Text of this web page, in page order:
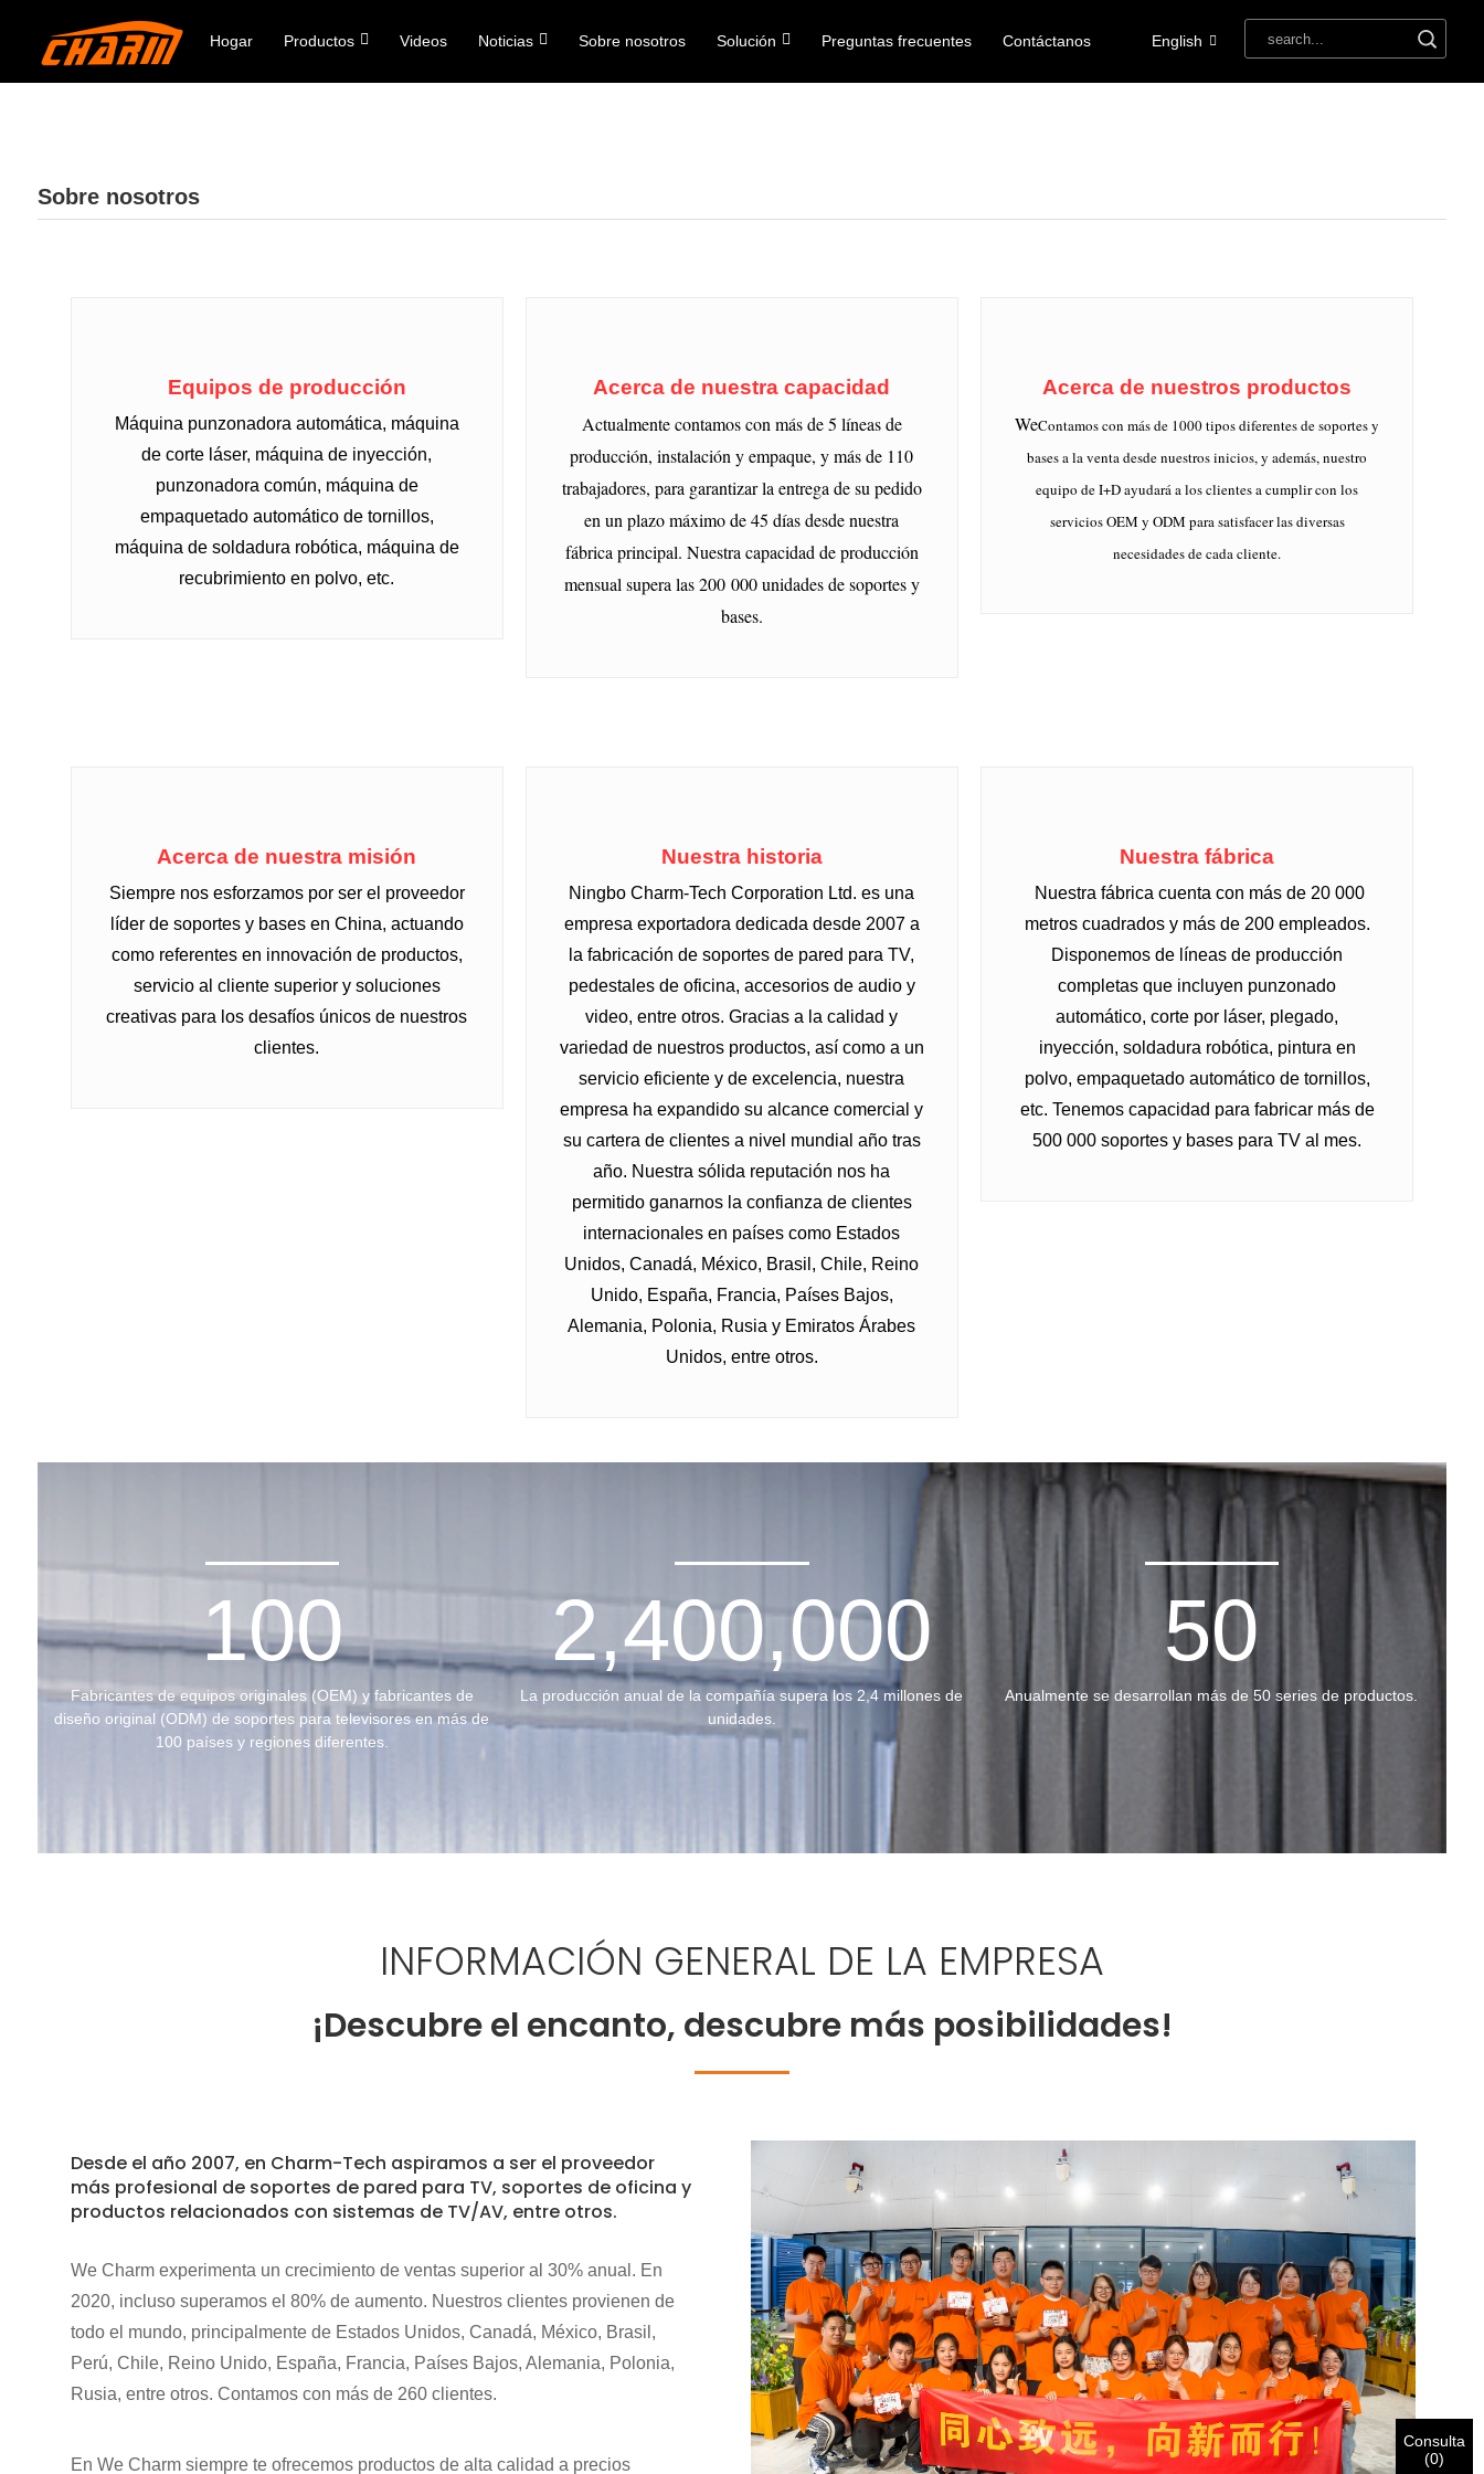
Hogar Productos Videos Noticias Sobre nosotros Solución Preguntas frecuentes Contáctanos English
Sobre nosotros
Equipos de producción
Máquina punzonadora automática, máquina
de corte láser, máquina de inyección,
punzonadora común, máquina de
empaquetado automático de tornillos,
máquina de soldadura robótica, máquina de
recubrimiento en polvo, etc.
Acerca de nuestra capacidad
Actualmente contamos con más de 5 líneas de
producción, instalación y empaque, y más de 110
trabajadores, para garantizar la entrega de su pedido
en un plazo máximo de 45 días desde nuestra
fábrica principal. Nuestra capacidad de producción
mensual supera las 200 000 unidades de soportes y
bases.
Acerca de nuestros productos
WeContamos con más de 1000 tipos diferentes de soportes y
bases a la venta desde nuestros inicios, y además, nuestro
equipo de I+D ayudará a los clientes a cumplir con los
servicios OEM y ODM para satisfacer las diversas
necesidades de cada cliente.
Acerca de nuestra misión
Siempre nos esforzamos por ser el proveedor
líder de soportes y bases en China, actuando
como referentes en innovación de productos,
servicio al cliente superior y soluciones
creativas para los desafíos únicos de nuestros
clientes.
Nuestra historia
Ningbo Charm-Tech Corporation Ltd. es una
empresa exportadora dedicada desde 2007 a
la fabricación de soportes de pared para TV,
pedestales de oficina, accesorios de audio y
video, entre otros. Gracias a la calidad y
variedad de nuestros productos, así como a un
servicio eficiente y de excelencia, nuestra
empresa ha expandido su alcance comercial y
su cartera de clientes a nivel mundial año tras
año. Nuestra sólida reputación nos ha
permitido ganarnos la confianza de clientes
internacionales en países como Estados
Unidos, Canadá, México, Brasil, Chile, Reino
Unido, España, Francia, Países Bajos,
Alemania, Polonia, Rusia y Emiratos Árabes
Unidos, entre otros.
Nuestra fábrica
Nuestra fábrica cuenta con más de 20 000
metros cuadrados y más de 200 empleados.
Disponemos de líneas de producción
completas que incluyen punzonado
automático, corte por láser, plegado,
inyección, soldadura robótica, pintura en
polvo, empaquetado automático de tornillos,
etc. Tenemos capacidad para fabricar más de
500 000 soportes y bases para TV al mes.
100
Fabricantes de equipos originales (OEM) y fabricantes de
diseño original (ODM) de soportes para televisores en más de
100 países y regiones diferentes.
2,400,000
La producción anual de la compañía supera los 2,4 millones de
unidades.
50
Anualmente se desarrollan más de 50 series de productos.
INFORMACIÓN GENERAL DE LA EMPRESA
¡Descubre el encanto, descubre más posibilidades!
Desde el año 2007, en Charm-Tech aspiramos a ser el proveedor
más profesional de soportes de pared para TV, soportes de oficina y
productos relacionados con sistemas de TV/AV, entre otros.
We Charm experimenta un crecimiento de ventas superior al 30% anual. En
2020, incluso superamos el 80% de aumento. Nuestros clientes provienen de
todo el mundo, principalmente de Estados Unidos, Canadá, México, Brasil,
Perú, Chile, Reino Unido, España, Francia, Países Bajos, Alemania, Polonia,
Rusia, entre otros. Contamos con más de 260 clientes.
En We Charm siempre te ofrecemos productos de alta calidad a precios
×
ELIGE TU PROPIA IDENTIDAD
Cliente de CHARM
Soy
Nuevo visitante
×
VERIFICA TU IDENTIDAD
Introduzca a continuación su dirección de correo electrónico laboral
actual para verificar que es un cliente real de CHARM.
×
×
Hemos recibido su solicitud y la enviaremos.VERIFICARSu envío
información para autenticación y autorización. Una vez que
Consulta
(0)